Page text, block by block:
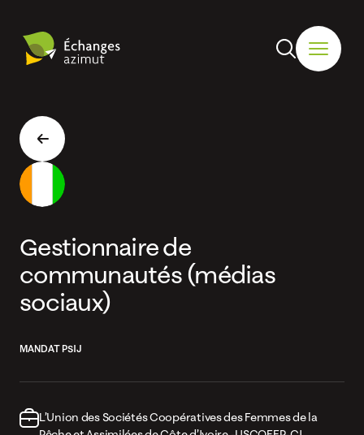
Gestionnaire de
communautés (médias
sociaux)
MANDAT PSIJ
L’Union des Sociétés Coopératives des Femmes de la